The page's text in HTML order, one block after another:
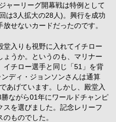
ャーリーグ開幕戦は特例として
は3人拡大の28人)。興行を成功
せないカードだったのです。
入りも視野に入れてイチロー
うか。というのも、マリナー
イチロー選手と同じ「51」を背
ディ・ジョンソンさんは通算
あげています。しかし、殿堂入
ながら01年にワールドチャンピ
を選びました。記念レリーフ
ものでした。